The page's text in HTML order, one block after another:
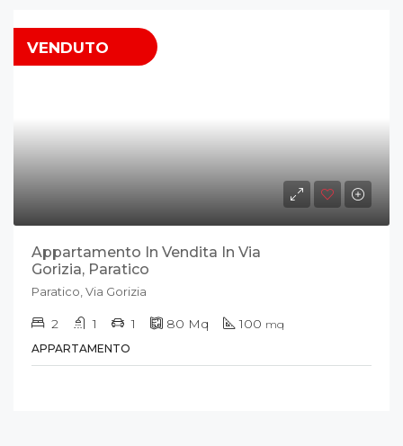
VENDUTO
Appartamento In Vendita In Via
Gorizia, Paratico
Paratico, Via Gorizia
2 1 1 80 Mq 100 mq
APPARTAMENTO